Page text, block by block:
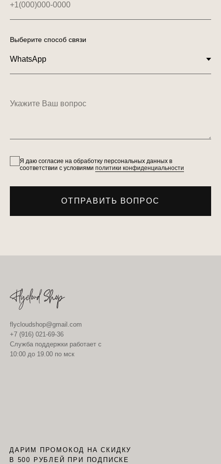
+1(000)000-0000
Выберите способ связи
Укажите Ваш вопрос
Я даю согласие на обработку персональных данных в
соответствии с условиями политики конфиденциальности
ОТПРАВИТЬ ВОПРОС
flycloudshop@gmail.com
+7 (916) 021-69-36
Служба поддержки работает с
10:00 до 19.00 по мск
ДАРИМ ПРОМОКОД НА СКИДКУ
В 500 РУБЛЕЙ ПРИ ПОДПИСКЕ